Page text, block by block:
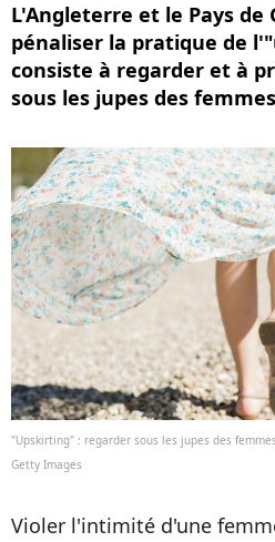
L'Angleterre et le Pays de
pénaliser la pratique de
consiste à regarder et à
sous les jupes des
"Upskirting" : regarder sous les jupes des
Getty Images
Violer l'intimité d'une